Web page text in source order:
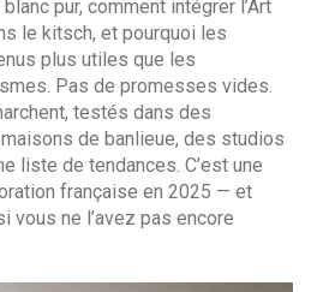
pur, comment intégrer l’Art
le kitsch, et pourquoi les
plus utiles que les
Pas de promesses vides.
testés dans des
de banlieue, des studios
liste de tendances. C’est une
française en 2025 — et
vous ne l’avez pas encore